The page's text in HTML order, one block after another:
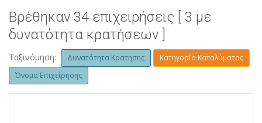
Βρέθηκαν 34 επιχειρήσεις [ 3 με
δυνατότητα κρατήσεων ]
Ταξινόμηση: Δυνατότητα Κρατησης
Κατηγορία Καταλύματος
Όνομα Επιχείρησης